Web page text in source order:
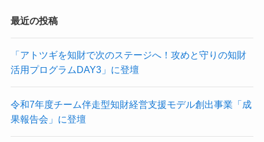
最近の投稿
「アトツギを知財で次のステージへ！攻めと守りの知財
活用プログラムDAY3」に登壇
令和7年度チーム伴走型知財経営支援モデル創出事業「成
果報告会」に登壇